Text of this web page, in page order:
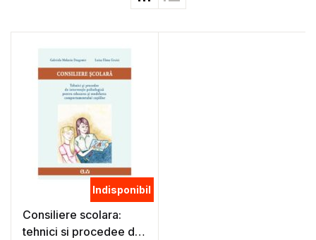
Indisponibil
Consiliere scolara:
tehnici si procedee de